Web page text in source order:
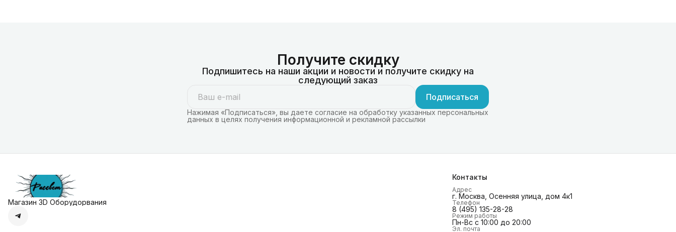
Получите скидку
Подпишитесь на наши акции и новости и получите скидку на
следующий заказ
Подписаться
Нажимая «Подписаться», вы даете согласие на обработку указанных персональных
данных в целях получения информационной и рекламной рассылки
Магазин 3D Оборудорвания
Контакты
Адрес
г. Москва, Осенняя улица, дом 4к1
Телефон
8 (495) 135-28-28
Режим работы
Пн-Вс с 10:00 до 20:00
Эл. почта